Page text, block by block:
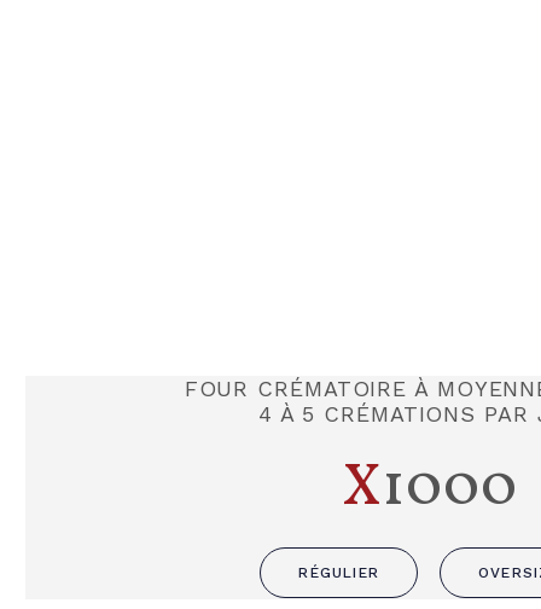
FOUR CRÉMATOIRE À
4 À 5 CRÉMATIONS PAR
X1000
RÉGULIER